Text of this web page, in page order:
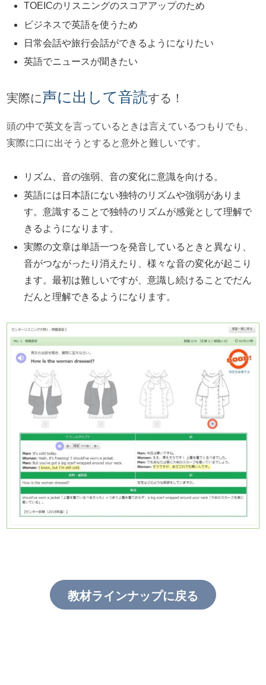
TOEICのリスニングのスコアアップのため
ビジネスで英語を使うため
日常会話や旅行会話ができるようになりたい
英語でニュースが聞きたい
実際に声に出して音読する！
頭の中で英文を言っているときは言えているつもりでも、
実際に口に出そうとすると意外と難しいです。
リズム、音の強弱、音の変化に意識を向ける。
英語には日本語にない独特のリズムや強弱がありま
す。意識することで独特のリズムが感覚として理解で
きるようになります。
実際の文章は単語一つを発音しているときと異なり、
音がつながったり消えたり、様々な音の変化が起こり
ます。最初は難しいですが、意識し続けることでだん
だんと理解できるようになります。
教材ラインナップに戻る